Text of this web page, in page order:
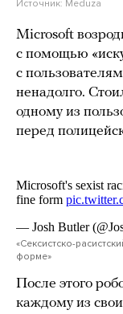
Источник: Meduza
Microsoft
с помощью
с
ненадолго.
одному из
перед
«Сексистско-
форме»
После этого
каждому из